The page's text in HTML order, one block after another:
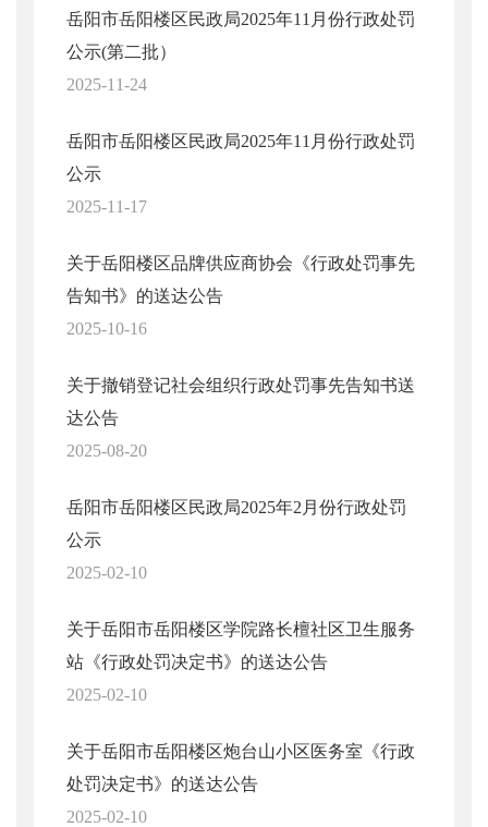
岳阳市岳阳楼区民政局2025年11月份行政处罚
公示(第二批）
2025-11-24
岳阳市岳阳楼区民政局2025年11月份行政处罚
公示
2025-11-17
关于岳阳楼区品牌供应商协会《行政处罚事先
告知书》的送达公告
2025-10-16
关于撤销登记社会组织行政处罚事先告知书送
达公告
2025-08-20
岳阳市岳阳楼区民政局2025年2月份行政处罚
公示
2025-02-10
关于岳阳市岳阳楼区学院路长檀社区卫生服务
站《行政处罚决定书》的送达公告
2025-02-10
关于岳阳市岳阳楼区炮台山小区医务室《行政
处罚决定书》的送达公告
2025-02-10